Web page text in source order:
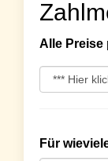
Alle Preise
Für